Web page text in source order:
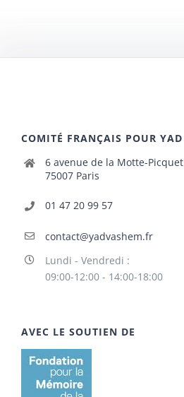
COMITÉ FRANÇAIS POUR
6 avenue de la Motte-Picquet
75007 Paris
01 47 20 99 57
contact@yadvashem.fr
Lundi - Vendredi :
09:00-12:00 - 14:00-18:00
AVEC LE SOUTIEN DE